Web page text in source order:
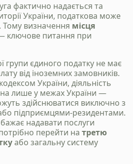
фактично надається та
України, податкова може
Тому визначення місця
ключове питання при
групи єдиного податку не має
від іноземних замовників.
України, діяльність
лише у межах України —
здійснюватися виключно з
підприємцями-резидентами.
надавати послуги
перейти на третю
або загальну систему